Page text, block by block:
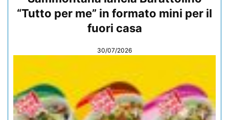
“Tutto per me” in formato mini per il
fuori casa
30/07/2026